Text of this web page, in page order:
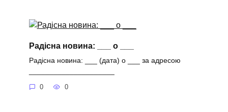
Радісна новина: ___ о ___
Радісна новина: ___ (дата) о ___ за адресою
0 0